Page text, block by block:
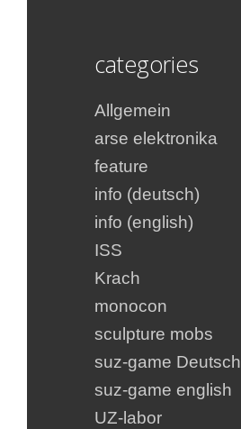
categories
Allgemein
arse elektronika
feature
info (deutsch)
info (english)
ISS
Krach
monocon
sculpture mobs
suz-game Deutsch
suz-game english
UZ-labor